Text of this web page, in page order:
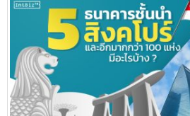
บทความล่าสุด